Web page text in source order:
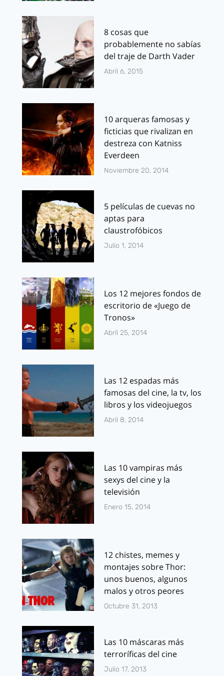
8 cosas que
probablemente no sabías
del traje de Darth Vader
Abril 6, 2015
10 arqueras famosas y
ficticias que rivalizan en
destreza con Katniss
Everdeen
Noviembre 20, 2014
5 películas de cuevas no
aptas para
claustrofóbicos
Julio 1, 2014
Los 12 mejores fondos de
escritorio de «Juego de
Tronos»
Abril 25, 2014
Las 12 espadas más
famosas del cine, la tv, los
libros y los videojuegos
Abril 8, 2014
Las 10 vampiras más
sexys del cine y la
televisión
Enero 15, 2014
12 chistes, memes y
montajes sobre Thor:
unos buenos, algunos
malos y otros peores
Octubre 31, 2013
Las 10 máscaras más
terroríficas del cine
Julio 17, 2013